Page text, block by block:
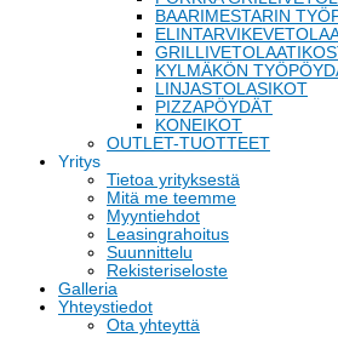
BAARIMESTARIN
KYLMÄKÖN
LINJASTOLASIKOT
PIZZAPÖYDÄT
KONEIKOT
OUTLET-TUOTTEET
Yritys
Tietoa yrityksestä
Mitä me teemme
Myyntiehdot
Leasingrahoitus
Suunnittelu
Rekisteriseloste
Galleria
Yhteystiedot
Ota yhteyttä